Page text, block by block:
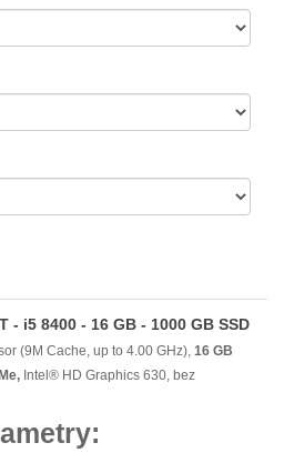
- i5 8400 - 16 GB - 1000 GB SSD
(9M Cache, up to 4.00 GHz), 16 GB
Intel® HD Graphics 630, bez